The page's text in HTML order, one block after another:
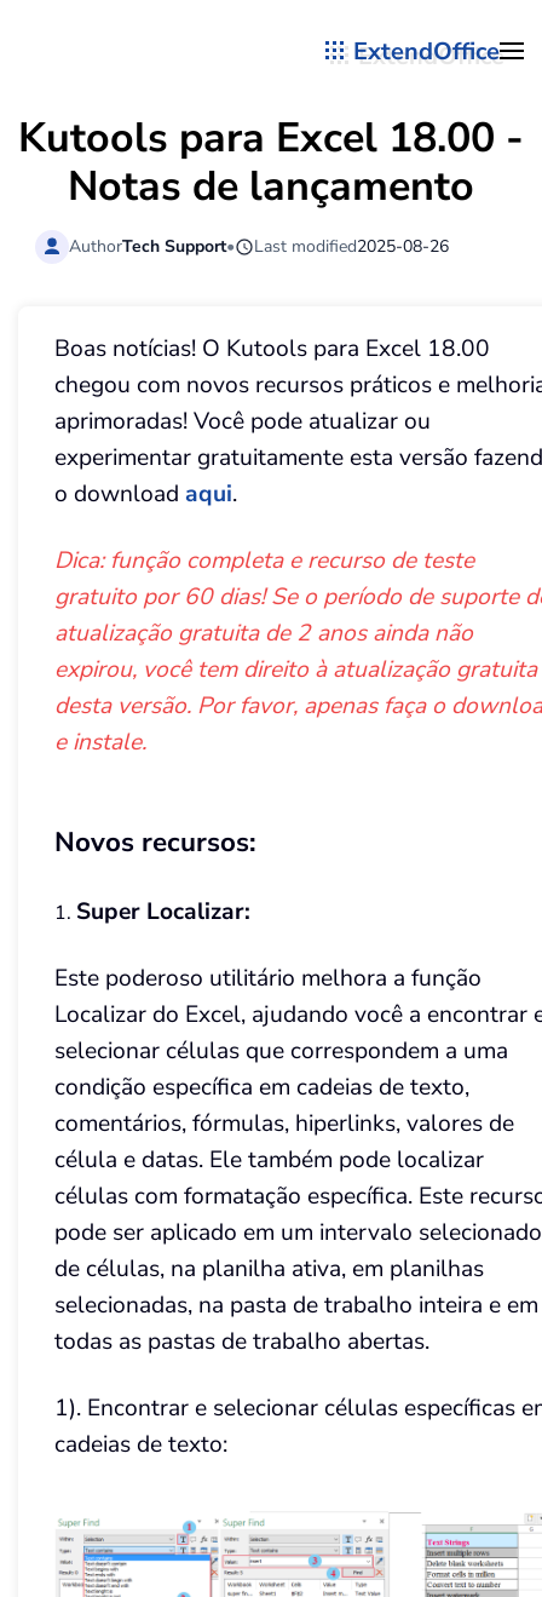
ExtendOffice
Kutools para Excel 18.00 -
Notas de lançamento
AuthorTech Support• Last modified2025-08-26
Boas notícias! O Kutools para Excel 18.00
chegou com novos recursos práticos e
aprimoradas! Você pode atualizar ou
experimentar gratuitamente esta versão
o download aqui.
Dica: função completa e recurso de teste
gratuito por 60 dias! Se o período de suporte
atualização gratuita de 2 anos ainda não
expirou, você tem direito à atualização gratuita
desta versão. Por favor, apenas faça o
e instale.
Novos recursos:
1. Super Localizar:
Este poderoso utilitário melhora a função
Localizar do Excel, ajudando você a encontrar
selecionar células que correspondem a uma
condição específica em cadeias de texto,
comentários, fórmulas, hiperlinks, valores de
célula e datas. Ele também pode localizar
células com formatação específica. Este
pode ser aplicado em um intervalo selecionado
de células, na planilha ativa, em planilhas
selecionadas, na pasta de trabalho inteira e em
todas as pastas de trabalho abertas.
1). Encontrar e selecionar células específicas
cadeias de texto: